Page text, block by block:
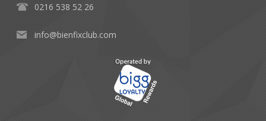
0216 538 52 26
info@bienfixclub.com